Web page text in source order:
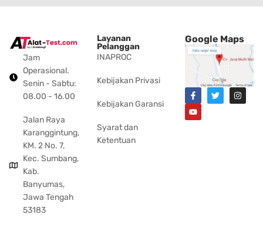
Jam
Operasional.
Senin - Sabtu:
08.00 - 16.00
Jalan Raya
Karanggintung,
KM. 2 No. 7,
Kec. Sumbang,
Kab.
Banyumas,
Jawa Tengah
53183
Layanan
Pelanggan
INAPROC
Kebijakan Privasi
Kebijakan Garansi
Syarat dan
Ketentuan
Google Maps